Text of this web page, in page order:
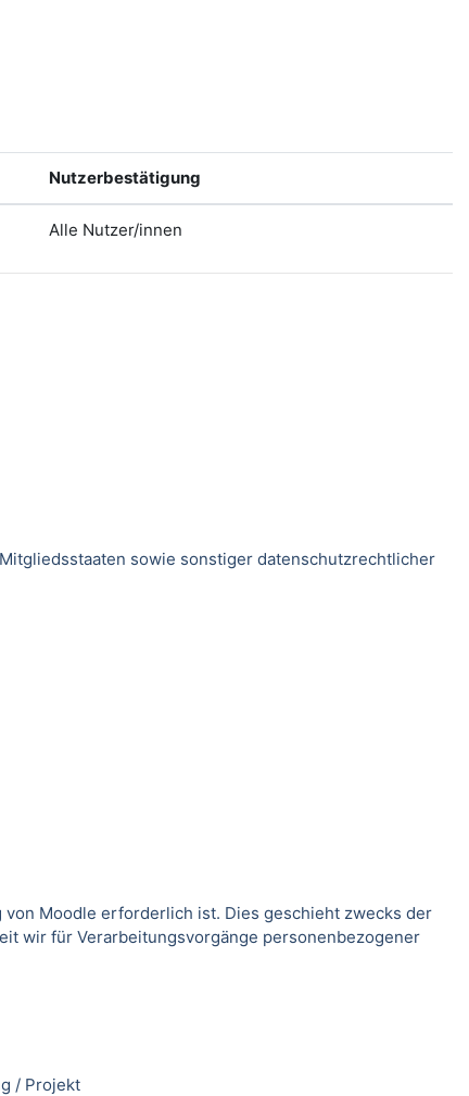
Nutzerbestätigung
Alle Nutzer/innen
sowie sonstiger datenschutzrechtlicher
Moodle erforderlich ist. Dies geschieht zwecks der
wir für Verarbeitungsvorgänge personenbezogener
/ Projekt